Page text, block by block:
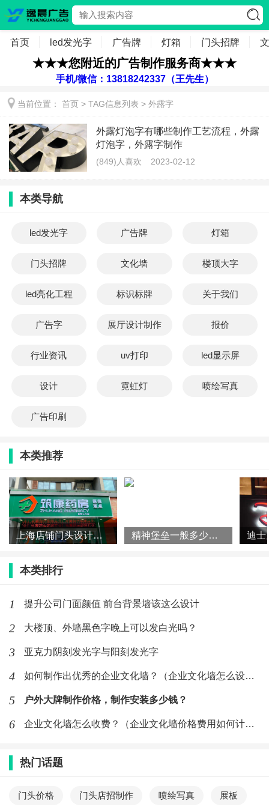
首页 led发光字 广告牌 灯箱 门头招牌
★★★您附近的广告制作服务商★★★
手机/微信：13818242337（王先生）
当前位置： 首页 > TAG信息列表 > 外露字
外露灯泡字有哪些制作工艺流程，外露
灯泡字，外露字制作
(849)人喜欢 2023-02-12
本类导航
led发光字 广告牌 灯箱
门头招牌 文化墙 楼顶大字
led亮化工程 标识标牌 关于我们
广告字 展厅设计制作 报价
行业资讯 uv打印 led显示屏
设计 霓虹灯 喷绘写真
广告印刷
本类推荐
上海店铺门头设计全攻略：吸睛不踩坑，打造高转化流量门头 精神堡垒一般多少钱？（影响精神堡垒价格的因素） 迪士
本类排行
1 提升公司门面颜值 前台背景墙该这么设计
2 大楼顶、外墙黑色字晚上可以发白光吗？
3 亚克力阴刻发光字与阳刻发光字
4 如何制作出优秀的企业文化墙？（企业文化墙怎么设计）
5 户外大牌制作价格，制作安装多少钱？
6 企业文化墙怎么收费？（企业文化墙价格费用如何计算）
热门话题
门头价格 门头店招制作 喷绘写真 展板